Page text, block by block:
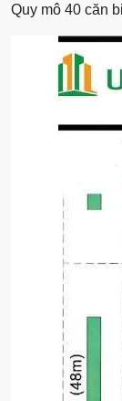
Quy mô 40 căn